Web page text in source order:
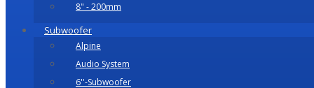
8" - 200mm
Subwoofer
Alpine
Audio System
6''-Subwoofer